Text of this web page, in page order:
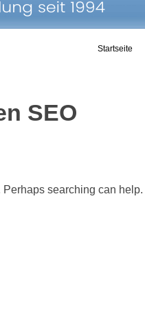
Startseite
SEO
Perhaps searching can help.